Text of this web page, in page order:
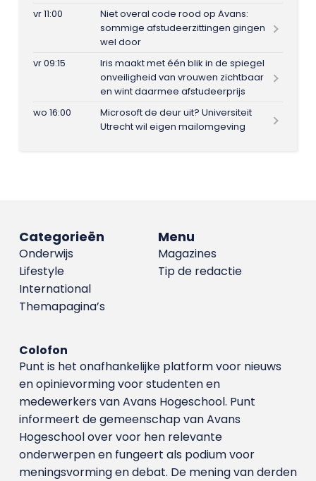
vr 11:00
Niet overal code rood op Avans:
sommige afstudeerzittingen gingen
wel door
vr 09:15
Iris maakt met één blik in de spiegel
onveiligheid van vrouwen zichtbaar
en wint daarmee afstudeerprijs
wo 16:00
Microsoft de deur uit? Universiteit
Utrecht wil eigen mailomgeving
Menu
Magazines
Tip de redactie
Categorieën
Onderwijs
Lifestyle
International
Themapagina’s
Colofon
Punt is het onafhankelijke platform voor nieuws
en opinievorming voor studenten en
medewerkers van Avans Hoge­school. Punt
informeert de gemeenschap van Avans
Hogeschool over voor hen relevante
onderwerpen en fungeert als podium voor
meningsvorming en debat. De mening van derden